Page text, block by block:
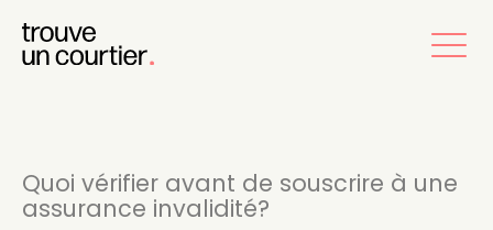
Quoi vérifier avant de souscrire à une
assurance invalidité?